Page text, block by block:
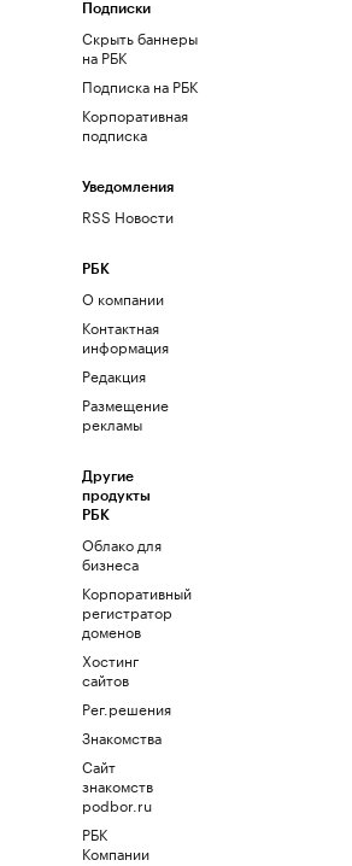
Подписки
Скрыть баннеры
на РБК
Подписка на РБК
Корпоративная
подписка
Уведомления
RSS Новости
РБК
О компании
Контактная
информация
Редакция
Размещение
рекламы
Другие
продукты
РБК
Облако для
бизнеса
Корпоративный
регистратор
доменов
Хостинг
сайтов
Рег.решения
Знакомства
Сайт
знакомств
podbor.ru
РБК
Компании